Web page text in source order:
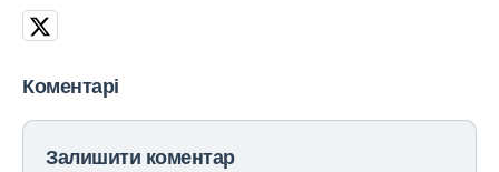
Коментарі
Залишити коментар